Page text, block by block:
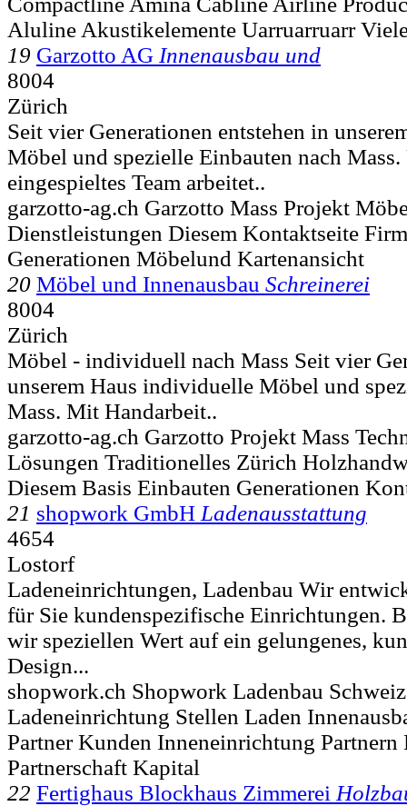
Aluline Akustikelemente Uarruarruarr
19 Garzotto AG Innenausbau und
8004
Zürich
Seit vier Generationen entstehen in
Möbel und spezielle Einbauten nach
eingespieltes Team arbeitet..
garzotto-ag.ch Garzotto Mass Projekt
Dienstleistungen Diesem Kontaktseite
Generationen Möbelund Kartenansicht
20 Möbel und Innenausbau Schreinerei
8004
Zürich
Möbel - individuell nach Mass Seit vier
unserem Haus individuelle Möbel und
Mass. Mit Handarbeit..
garzotto-ag.ch Garzotto Projekt Mass
Lösungen Traditionelles Zürich
Diesem Basis Einbauten Generationen
21 shopwork GmbH Ladenausstattung
4654
Lostorf
Ladeneinrichtungen, Ladenbau Wir
für Sie kundenspezifische Einrichtungen.
wir speziellen Wert auf ein gelungenes,
Design...
shopwork.ch Shopwork Ladenbau
Ladeneinrichtung Stellen Laden
Partner Kunden Inneneinrichtung
Partnerschaft Kapital
22 Fertighaus Blockhaus Zimmerei